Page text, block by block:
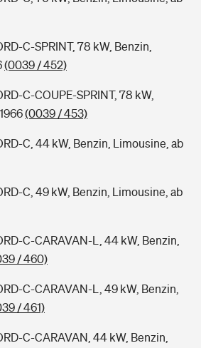
C-SPRINT, 78 kW, Benzin,
(0039 / 452)
C-COUPE-SPRINT, 78 kW,
(0039 / 453)
C, 44 kW, Benzin, Limousine, ab
C, 49 kW, Benzin, Limousine, ab
C-CARAVAN-L, 44 kW, Benzin,
/ 460)
C-CARAVAN-L, 49 kW, Benzin,
/ 461)
C-CARAVAN, 44 kW, Benzin,